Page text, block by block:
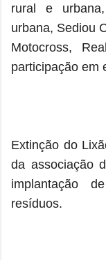
rural e
urbana, Sediou
Motocross,
participação em
Extinção do
da associação
implantação
resíduos.